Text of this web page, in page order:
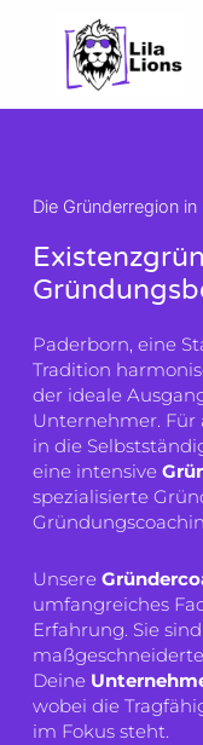
springen
Die Gründerregion
Paderborn, eine
Tradition
der ideale
Unternehmer.
in die
eine intensive
spezialisierte
Unsere
umfangreiches
Erfahrung. Sie
Deine
wobei die
im Fokus steht.